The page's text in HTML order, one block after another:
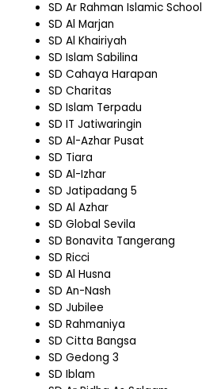
SD Ar Rahman Islamic School
SD Al Marjan
SD Al Khairiyah
SD Islam Sabilina
SD Cahaya Harapan
SD Charitas
SD Islam Terpadu
SD IT Jatiwaringin
SD Al-Azhar Pusat
SD Tiara
SD Al-Izhar
SD Jatipadang 5
SD Al Azhar
SD Global Sevila
SD Bonavita Tangerang
SD Ricci
SD Al Husna
SD An-Nash
SD Jubilee
SD Rahmaniya
SD Citta Bangsa
SD Gedong 3
SD Iblam